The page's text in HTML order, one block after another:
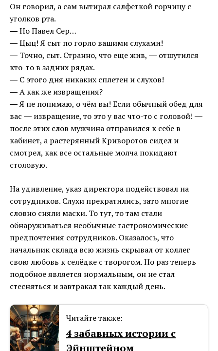
Он говорил, а сам вытирал салфеткой горчицу с
уголков рта.
― Но Павел Сер…
― Цыц! Я сыт по горло вашими слухами!
― Точно, сыт. Странно, что еще жив, ― отшутился
кто-то в задних рядах.
― С этого дня никаких сплетен и слухов!
― А как же извращения?
― Я не понимаю, о чём вы! Если обычный обед для
вас ― извращение, то это у вас что-то с головой! ―
после этих слов мужчина отправился к себе в
кабинет, а растерянный Криворотов сидел и
смотрел, как все остальные молча покидают
столовую.
На удивление, указ директора подействовал на
сотрудников. Слухи прекратились, зато многие
словно сняли маски. То тут, то там стали
обнаруживаться необычные гастрономические
предпочтения сотрудников. Оказалось, что
начальник склада всю жизнь скрывал от коллег
свою любовь к селёдке с творогом. Но раз теперь
подобное является нормальным, он не стал
стесняться и завтракал так каждый день.
Читайте также:
4 забавных истории с
Эйнштейном